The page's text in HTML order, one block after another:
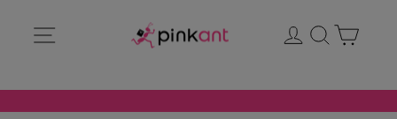
directamente
Ingresar
Buscar